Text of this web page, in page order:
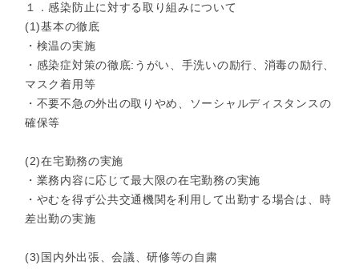
１．感染防止に対する取り組みについて
(1)基本の徹底
・検温の実施
・感染症対策の徹底:うがい、手洗いの励行、消毒の励行、
マスク着用等
・不要不急の外出の取りやめ、ソーシャルディスタンスの
確保等
(2)在宅勤務の実施
・業務内容に応じて最大限の在宅勤務の実施
・やむを得ず公共交通機関を利用して出勤する場合は、時
差出勤の実施
(3)国内外出張、会議、研修等の自粛